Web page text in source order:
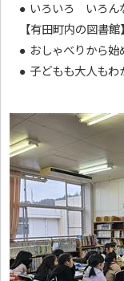
● いろいろ いろん
【有田町内の図書館】
● おしゃべりから始
● 子どもも大人も